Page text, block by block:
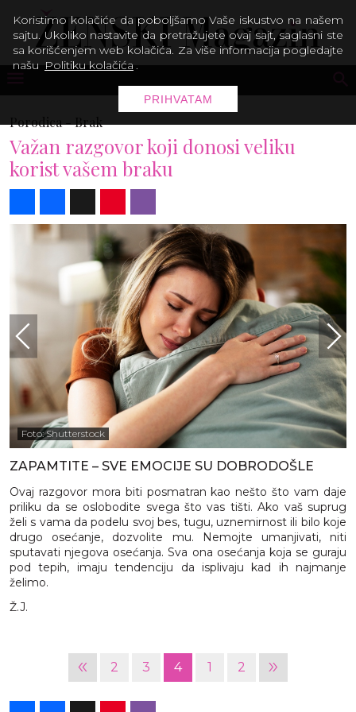
Porodica -Brak
Važan razgovor koji donosi veliku
korist vašem braku
Foto: Shutterstock
ZAPAMTITE – SVE EMOCIJE SU DOBRODOŠLE
Ovaj razgovor mora biti posmatran kao nešto što vam daje
priliku da se oslobodite svega što vas tišti. Ako vaš suprug
želi s vama da podelu svoj bes, tugu, uznemirnost ili bilo koje
drugo osećanje, dozvolite mu. Nemojte umanjivati, niti
sputavati njegova osećanja. Sva ona osećanja koja se guraju
pod tepih, imaju tendenciju da isplivaju kad ih najmanje
želimo.
Ž.J.
« 2 3 4 1 2 »
Koristimo kolačiće da poboljšamo Vaše iskustvo na našem
sajtu. Ukoliko nastavite da pretražujete ovaj sajt, saglasni ste
sa korišćenjem web kolačića. Za više informacija pogledajte
našu Politiku kolačića .
PRIHVATAM